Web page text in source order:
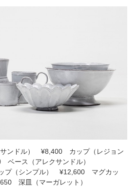
サンドル） ¥8,400 カップ（レジョン
ベース（アレクサンドル）
プ（シンプル） ¥12,600 マグカッ
深皿（マーガレット）